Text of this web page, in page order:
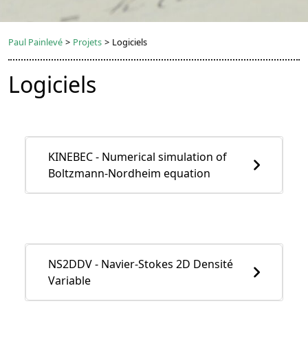
Paul Painlevé > Projets > Logiciels
Logiciels
KINEBEC - Numerical simulation of
Boltzmann-Nordheim equation
NS2DDV - Navier-Stokes 2D Densité
Variable